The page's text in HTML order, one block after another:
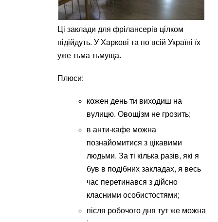
Ці заклади для фрілансерів цілком
підійдуть. У Харкові та по всій Україні їх
уже тьма тьмуща.
Плюси:
кожен день ти виходиш на
вулицю. Овощізм не грозить;
в анти-кафе можна
познайомитися з цікавими
людьми. За ті кілька разів, які я
був в подібних закладах, я весь
час перетинався з дійсно
класними особистостями;
після робочого дня тут же можна